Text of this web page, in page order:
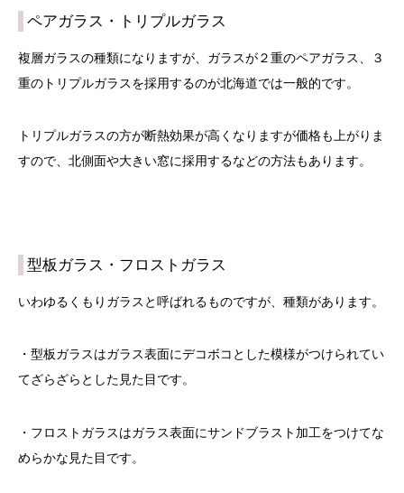
ペアガラス・トリプルガラス
複層ガラスの種類になりますが、ガラスが２重のペアガラス、３
重のトリプルガラスを採用するのが北海道では一般的です。
トリプルガラスの方が断熱効果が高くなりますが価格も上がりま
すので、北側面や大きい窓に採用するなどの方法もあります。
型板ガラス・フロストガラス
いわゆるくもりガラスと呼ばれるものですが、種類があります。
・型板ガラスはガラス表面にデコボコとした模様がつけられてい
てざらざらとした見た目です。
・フロストガラスはガラス表面にサンドブラスト加工をつけてな
めらかな見た目です。